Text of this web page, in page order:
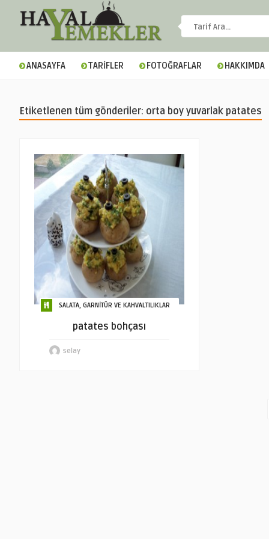
ANASAYFA TARİFLER FOTOĞRAFLAR HAKKIMDA
Etiketlenen tüm gönderiler: orta boy yuvarlak patates
SALATA, GARNİTÜR VE KAHVALTILIKLAR
patates bohçası
selay